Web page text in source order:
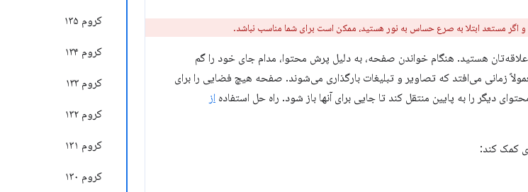
کروم ۱۳۵
کروم ۱۳۴
کروم ۱۳۳
کروم ۱۳۲
کروم ۱۳۱
کروم ۱۳۰
مستعد ابتلا به صرع حساس به نور هستید، ممکن است برای شما مناسب نباشد.
هستید. هنگام خواندن صفحه، به دلیل پرش محتوا، مدام جای خود را گم
زمانی می‌افتد که تصاویر و تبلیغات بارگذاری می‌شوند. صفحه هیچ فضایی را برای
دیگر را به پایین منتقل کند تا جایی برای آنها باز شود. راه حل استفاده از